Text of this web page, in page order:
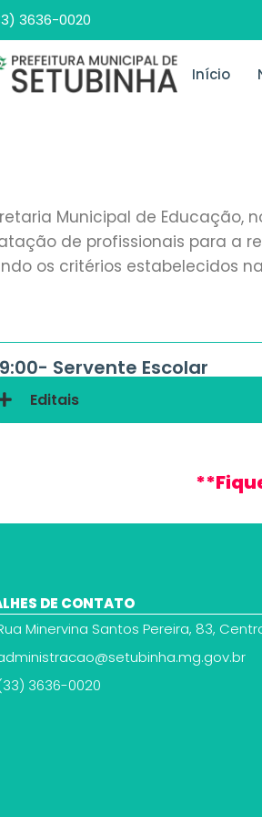
3636-0020
Início
Municipal de Educação,
de profissionais para a
os critérios estabelecidos
Servente Escolar
Editais
DE CONTATO
Minervina Santos Pereira, 83,
3636-0020